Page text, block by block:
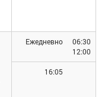
Ежедневно
06:30
12:00
16:05